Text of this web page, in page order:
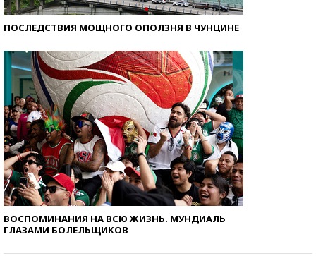
ПОСЛЕДСТВИЯ МОЩНОГО ОПОЛЗНЯ В ЧУНЦИНЕ
ВОСПОМИНАНИЯ НА ВСЮ ЖИЗНЬ. МУНДИАЛЬ
ГЛАЗАМИ БОЛЕЛЬЩИКОВ